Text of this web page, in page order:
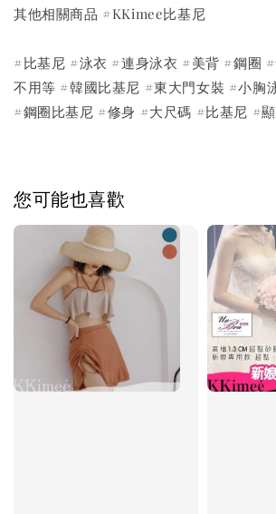
其他相關商品 #KKimee比基尼
#比基尼 #泳衣 #連身泳衣 #美背 #鋼圈
不用等 #韓國比基尼 #東大門女裝 #小胸
#鋼圈比基尼 #修身 #大尺碼 #比基尼 #
您可能也喜歡